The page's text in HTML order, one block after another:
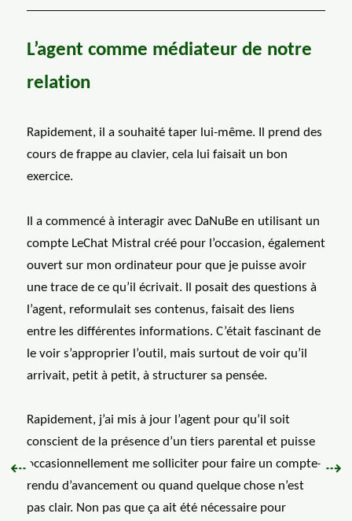
L’agent comme médiateur de notre
relation
Rapidement, il a souhaité taper lui-même. Il prend des
cours de frappe au clavier, cela lui faisait un bon
exercice.
Il a commencé à interagir avec DaNuBe en utilisant un
compte LeChat Mistral créé pour l’occasion, également
ouvert sur mon ordinateur pour que je puisse avoir
une trace de ce qu’il écrivait. Il posait des questions à
l’agent, reformulait ses contenus, faisait des liens
entre les différentes informations. C’était fascinant de
le voir s’approprier l’outil, mais surtout de voir qu’il
arrivait, petit à petit, à structurer sa pensée.
Rapidement, j’ai mis à jour l’agent pour qu’il soit
conscient de la présence d’un tiers parental et puisse
occasionnellement me solliciter pour faire un compte-
rendu d’avancement ou quand quelque chose n’est
pas clair. Non pas que ça ait été nécessaire pour
Précédent :
⇠ ⇢